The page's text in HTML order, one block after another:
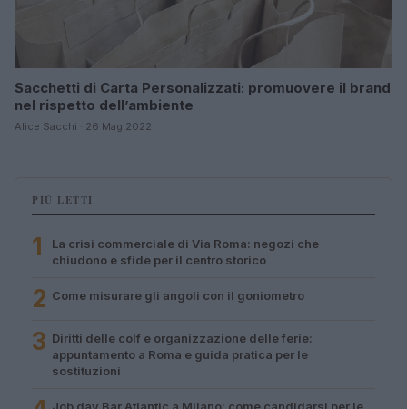
Sacchetti di Carta Personalizzati: promuovere il brand
nel rispetto dell’ambiente
Alice Sacchi · 26 Mag 2022
PIÙ LETTI
1
La crisi commerciale di Via Roma: negozi che
chiudono e sfide per il centro storico
2 Come misurare gli angoli con il goniometro
3 Diritti delle colf e organizzazione delle ferie:
appuntamento a Roma e guida pratica per le
sostituzioni
Job day Bar Atlantic a Milano: come candidarsi per le